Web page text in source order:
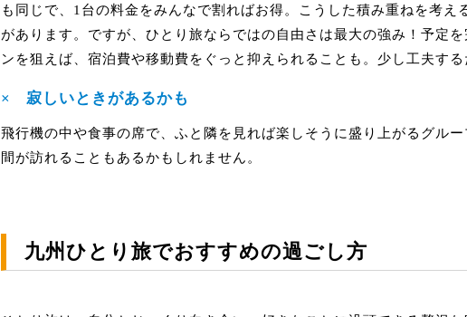
も同じで、1台の料金をみんなで割ればお得。こうした積み重ねを考
があります。ですが、ひとり旅ならではの自由さは最大の強み！予定
ンを狙えば、宿泊費や移動費をぐっと抑えられることも。少し工夫す
× 寂しいときがあるかも
飛行機の中や食事の席で、ふと隣を見れば楽しそうに盛り上がるグル
間が訪れることもあるかもしれません。
九州ひとり旅でおすすめの過ごし方